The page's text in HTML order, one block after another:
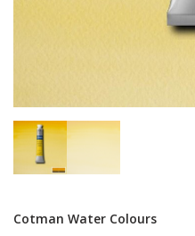
Cotman Water Colours